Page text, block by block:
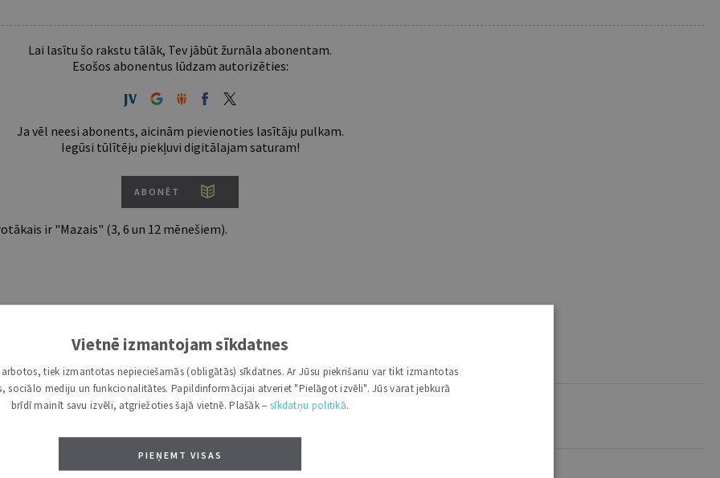
Lai lasītu šo rakstu tālāk, Tev jābūt žurnāla abonentam.
Esošos abonentus lūdzam autorizēties:
Ja vēl neesi abonents, aicinām pievienoties lasītāju pulkam.
Iegūsi tūlītēju piekļuvi digitālajam saturam!
ABONĒT
ir "Mazais" (3, 6 un 12 mēnešiem).
Vietnē izmantojam sīkdatnes
tiek izmantotas nepieciešamās (obligātās) sīkdatnes. Ar Jūsu piekrišanu var tikt izmantotas
sociālo mediju un funkcionalitātes. Papildinformācijai atveriet "Pielāgot izvēli". Jūs varat jebkurā
brīdī mainīt savu izvēli, atgriežoties šajā vietnē. Plašāk – sīkdatņu politikā.
PIEŅEMT VISAS